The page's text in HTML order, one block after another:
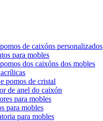
de caixóns personalizados
para mobles
dos caixóns dos mobles
pomos de cristal
de anel do caixón
para mobles
para mobles
para mobles